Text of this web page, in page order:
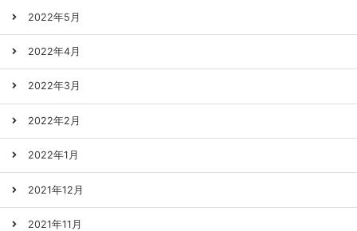
2022年5月
2022年4月
2022年3月
2022年2月
2022年1月
2021年12月
2021年11月